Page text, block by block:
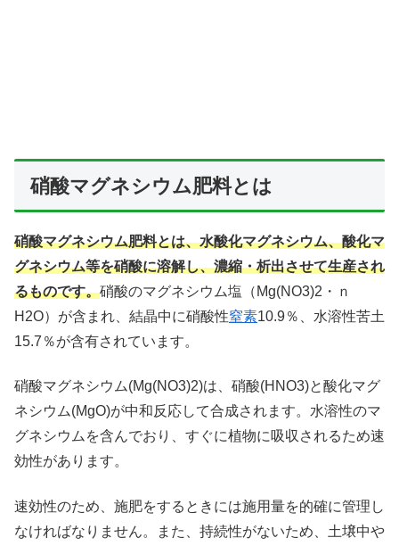
硝酸マグネシウム肥料とは
硝酸マグネシウム肥料とは、水酸化マグネシウム、酸化マ
グネシウム等を硝酸に溶解し、濃縮・析出させて生産され
るものです。硝酸のマグネシウム塩（Mg(NO3)2・ｎ
H2O）が含まれ、結晶中に硝酸性窒素10.9％、水溶性苦土
15.7％が含有されています。
硝酸マグネシウム(Mg(NO3)2)は、硝酸(HNO3)と酸化マグ
ネシウム(MgO)が中和反応して合成されます。水溶性のマ
グネシウムを含んでおり、すぐに植物に吸収されるため速
効性があります。
速効性のため、施肥をするときには施用量を的確に管理し
なければなりません。また、持続性がないため、土壌中や